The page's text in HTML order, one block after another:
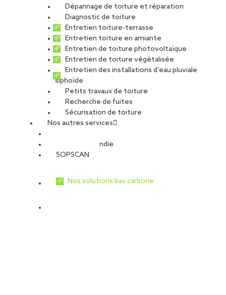
Dépannage de toiture et réparation
Diagnostic de toiture
Entretien toiture-terrasse
Entretien toiture en amiante
Entretien de toiture photovoltaïque
Entretien de toiture végétalisée
Entretien des installations d’eau pluviale
siphoïde
Petits travaux de toiture
Recherche de fuites
Sécurisation de toiture
Nos autres services
Sécurité Incendie
SOPSCAN
Nos solutions bas carbone